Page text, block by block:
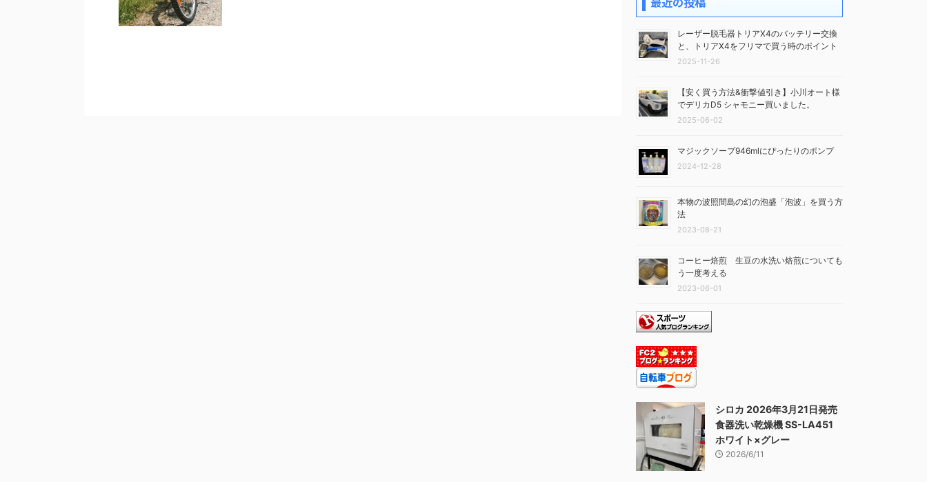
レーザー脱毛器トリアX4のバッテリー交換
と、トリアX4をフリマで買う時のポイント
2025-11-26
【安く買う方法&衝撃値引き】小川オート様
でデリカD5 シャモニー買いました。
2025-06-02
マジックソープ946mlにぴったりのポンプ
2024-12-28
本物の波照間島の幻の泡盛「泡波」を買う方
法
2023-08-21
コーヒー焙煎 生豆の水洗い焙煎についても
う一度考える
2023-06-01
シロカ 2026年3月21日発売
食器洗い乾燥機 SS-LA451
ホワイト×グレー
2026/6/11